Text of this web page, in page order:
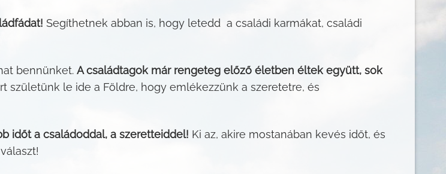
Segíthetnek abban is, hogy letedd a családi karmákat, családi
bennünket. A családtagok már rengeteg előző életben éltek együtt, sok
születünk le ide a Földre, hogy emlékezzünk a szeretetre, és
időt a családoddal, a szeretteiddel! Ki az, akire mostanában kevés időt, és